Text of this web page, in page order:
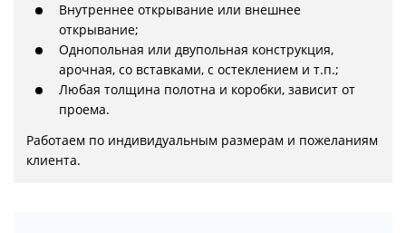
Внутреннее открывание или внешнее
открывание;
Однопольная или двупольная конструкция,
арочная, со вставками, с остеклением и т.п.;
Любая толщина полотна и коробки, зависит от
проема.
Работаем по индивидуальным размерам и пожеланиям
клиента.